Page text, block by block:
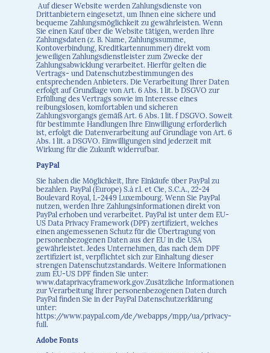
Auf dieser Website werden Zahlungsdienste von
Drittanbietern eingesetzt, um Ihnen eine sichere und
bequeme Zahlungsmöglichkeit zu gewährleisten. Wenn
Sie einen Kauf über die Website tätigen, werden Ihre
Zahlungsdaten (z. B. Name, Zahlungssumme,
Kontoverbindung, Kreditkartennummer) direkt vom
jeweiligen Zahlungsdienstleister zum Zwecke der
Zahlungsabwicklung verarbeitet. Hierfür gelten die
Vertrags- und Datenschutzbestimmungen des
entsprechenden Anbieters. Die Verarbeitung Ihrer Daten
erfolgt auf Grundlage von Art. 6 Abs. 1 lit. b DSGVO zur
Erfüllung des Vertrags sowie im Interesse eines
reibungslosen, komfortablen und sicheren
Zahlungsvorgangs gemäß Art. 6 Abs. 1 lit. f DSGVO. Soweit
für bestimmte Handlungen Ihre Einwilligung erforderlich
ist, erfolgt die Datenverarbeitung auf Grundlage von Art. 6
Abs. 1 lit. a DSGVO. Einwilligungen sind jederzeit mit
Wirkung für die Zukunft widerrufbar.
PayPal
Sie haben die Möglichkeit, Ihre Einkäufe über PayPal zu
bezahlen. PayPal (Europe) S.à r.l. et Cie, S.C.A., 22-24
Boulevard Royal, L-2449 Luxembourg. Wenn Sie PayPal
nutzen, werden Ihre Zahlungsinformationen direkt von
PayPal erhoben und verarbeitet. PayPal ist unter dem EU-
US Data Privacy Framework (DPF) zertifiziert, welches
einen angemessenen Schutz für die Übertragung von
personenbezogenen Daten aus der EU in die USA
gewährleistet. Jedes Unternehmen, das nach dem DPF
zertifiziert ist, verpflichtet sich zur Einhaltung dieser
strengen Datenschutzstandards. Weitere Informationen
zum EU-US DPF finden Sie unter:
www.dataprivacyframework.gov.Zusätzliche Informationen
zur Verarbeitung Ihrer personenbezogenen Daten durch
PayPal finden Sie in der PayPal Datenschutzerklärung
unter:
https://www.paypal.com/de/webapps/mpp/ua/privacy-
full.
Adobe Fonts